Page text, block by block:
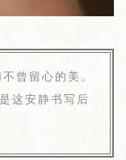
曾留心的美。
这安静书写后